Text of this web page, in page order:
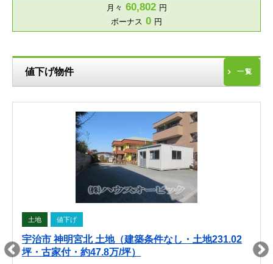
月々 60,802 円
ボーナス 0 円
値下げ物件 一覧
土地 値下げ
宇治市 神明宮北 土地（建築条件なし・土地231.02
坪・古家付・約47.8万/坪）